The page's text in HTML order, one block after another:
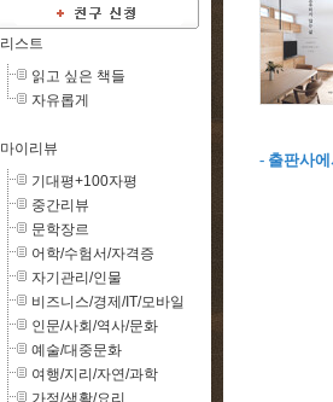
- 출판사
리스트
읽고 싶은 책들
자유롭게
마이리뷰
기대평+100자평
중간리뷰
문학장르
어학/수험서/자격증
자기관리/인물
비즈니스/경제/IT/모바일
인문/사회/역사/문화
예술/대중문화
여행/지리/자연/과학
가정/생활/요리